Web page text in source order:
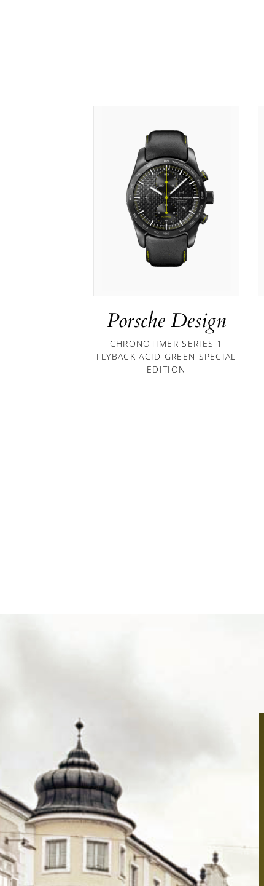
Porsche Design
CHRONOTIMER SERIES 1
FLYBACK ACID GREEN SPECIAL
EDITION